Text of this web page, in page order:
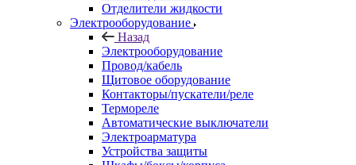
Отделители жидкости
Электрооборудование
Назад
Электрооборудование
Провод/кабель
Щитовое оборудование
Контакторы/пускатели/реле
Термореле
Автоматические выключатели
Электроарматура
Устройства защиты